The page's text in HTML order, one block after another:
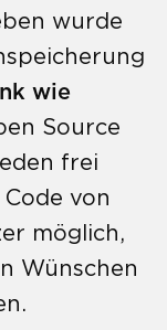
wurde
wie
Source
frei
von
möglich,
Wünschen